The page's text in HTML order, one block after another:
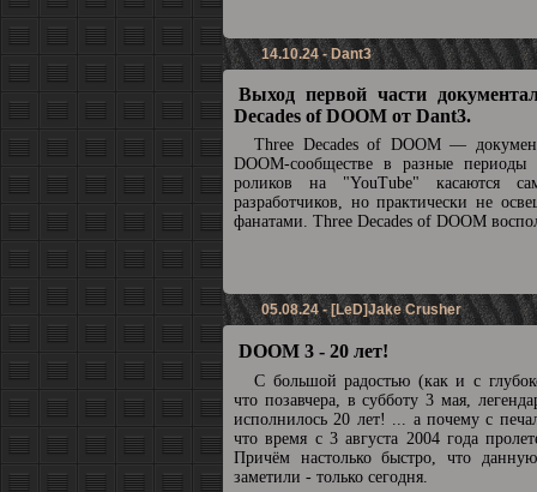
14.10.24 - Dant3
Выход первой части
Decades of DOOM от Dant3.
Three Decades of DOOM —
DOOM-сообществе в разные периоды
роликов на "YouTube" касаются
разработчиков, но практически не
фанатами. Three Decades of DOOM
05.08.24 - [LeD]Jake Crusher
DOOM 3 - 20 лет!
С большой радостью (как и с
что позавчера, в субботу 3 мая,
исполнилось 20 лет! ... а почему с
что время с 3 августа 2004 года
Причём настолько быстро, что
заметили - только сегодня.